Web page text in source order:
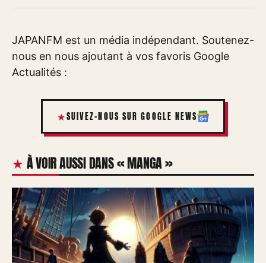
JAPANFM est un média indépendant. Soutenez-
nous en nous ajoutant à vos favoris Google
Actualités :
SUIVEZ-NOUS SUR GOOGLE NEWS
À VOIR AUSSI DANS « MANGA »